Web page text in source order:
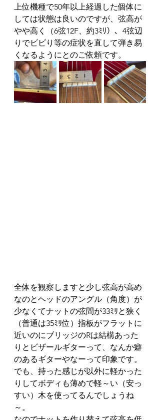
上位機種で50年以上経過した個体に
しては状態は良いのですが、弦高が
やや高く（6弦12F、約3ﾐﾘ）、4弦辺
りでビビり等の症状を直して弾き易
くなるようにとのご依頼です。
全体を観察しますと少し弦高が高め
なのとヘッドのアングル（角度）が
少なくてナットの弦間が33ﾐﾘと狭く
（普通は35ﾐﾘ位）指板がフラットに
近いのにブリッジのRは結構あった
りとビザールギターって、なんか癖
のあるギターやなーって印象です。
でも、持った感じが以外に軽かった
りしてボディも薄めで軽～い（安っ
すい）木を使ってるんでしょうね
～。